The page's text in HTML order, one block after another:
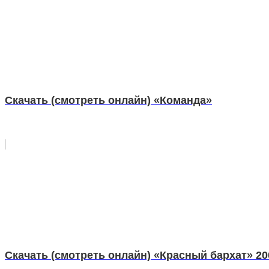
Скачать (смотреть онлайн) «Команда»
Скачать (смотреть онлайн) «Красный бархат»